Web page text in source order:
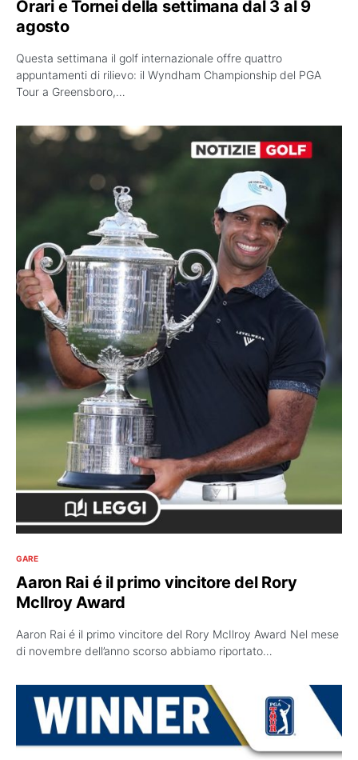
Orari e Tornei della settimana dal 3 al 9
agosto
Questa settimana il golf internazionale offre quattro
appuntamenti di rilievo: il Wyndham Championship del PGA
Tour a Greensboro,…
GARE
Aaron Rai é il primo vincitore del Rory
McIlroy Award
Aaron Rai é il primo vincitore del Rory McIlroy Award Nel mese
di novembre dell’anno scorso abbiamo riportato…